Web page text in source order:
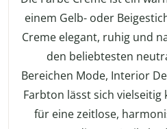
einem Gelb- oder
Creme elegant, ruhig und
den beliebtesten
Bereichen Mode, Interior
Farbton lässt sich
für eine zeitlose,